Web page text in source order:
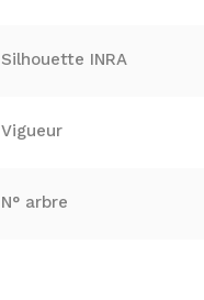
Silhouette INRA
Vigueur
N° arbre